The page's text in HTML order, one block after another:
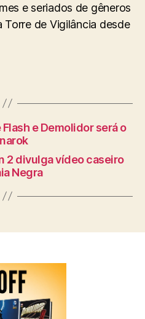
e seriados de gêneros
Torre de Vigilância desde
e Demolidor será o
2 divulga vídeo caseiro
Negra